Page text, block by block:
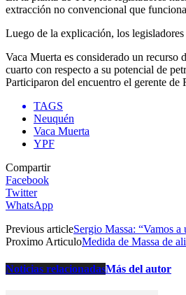
extracción no convencional que
Luego de la explicación, los
Vaca Muerta es considerado un
cuarto con respecto a su potencial de
Participaron del encuentro el gerente
TAGS
Neuquén
Vaca Muerta
YPF
Compartir
Facebook
Twitter
WhatsApp
Previous articleSergio Massa: “Vamos a
Proximo ArticuloMedida de Massa de
Noticias relacionadasMás del autor